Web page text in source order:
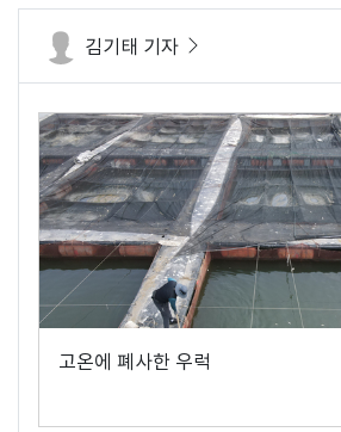
김기태 기자
고온에 폐사한 우럭